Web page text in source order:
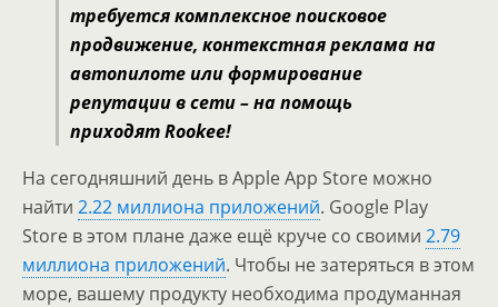
требуется комплексное поисковое
продвижение, контекстная реклама на
автопилоте или формирование
репутации в сети – на помощь
приходят Rookee!
На сегодняшний день в Apple App Store можно
найти 2.22 миллиона приложений. Google Play
Store в этом плане даже ещё круче со своими 2.79
миллиона приложений. Чтобы не затеряться в этом
море, вашему продукту необходима продуманная